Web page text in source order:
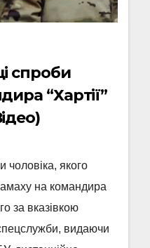
спроби
“Хартії”
чоловіка, якого
на командира
за вказівкою
видаючи